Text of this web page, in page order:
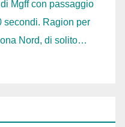
Mgff con passaggio
secondi. Ragion per
Nord, di solito…